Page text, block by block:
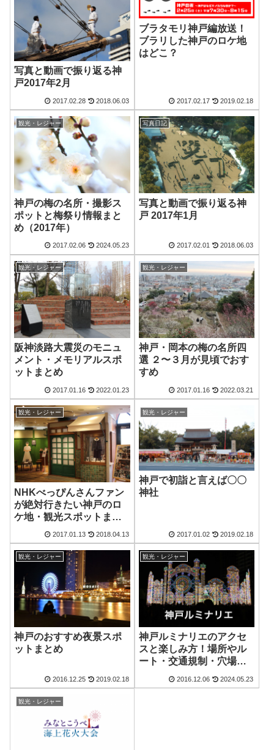
写真と動画で振り返る神
戸2017年2月
2017.02.28 2018.06.03
ブラタモリ神戸編放送！
ブラリした神戸のロケ地
はどこ？
2017.02.17 2019.02.18
観光・レジャー
神戸の梅の名所・撮影ス
ポットと梅祭り情報まと
め（2017年）
2017.02.06 2024.05.23
写真日記
写真と動画で振り返る神
戸 2017年1月
2017.02.01 2018.06.03
観光・レジャー
阪神淡路大震災のモニュ
メント・メモリアルスポ
ットまとめ
2017.01.16 2022.01.23
観光・レジャー
神戸・岡本の梅の名所四
選 ２〜３月が見頃でおす
すめ
2017.01.16 2022.03.21
観光・レジャー
NHKべっぴんさんファン
が絶対行きたい神戸のロ
ケ地・観光スポットまと
2017.01.13 2018.04.13
観光・レジャー
神戸で初詣と言えば〇〇
神社
2017.01.02 2019.02.18
観光・レジャー
神戸のおすすめ夜景スポ
ットまとめ
2016.12.25 2019.02.18
観光・レジャー
神戸ルミナリエのアクセ
スと楽しみ方！場所やル
ート・交通規制・穴場ス
2016.12.06 2024.05.23
観光・レジャー